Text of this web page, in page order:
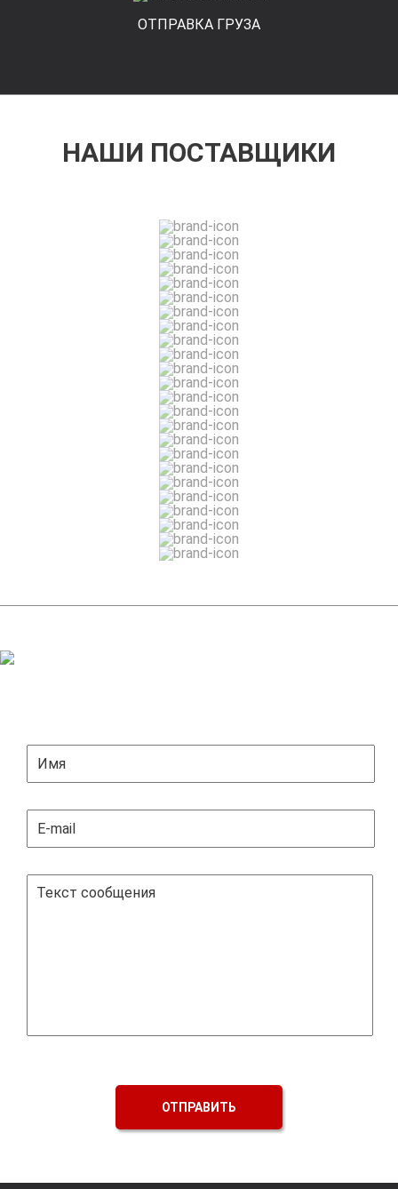
ОТПРАВКА ГРУЗА
НАШИ ПОСТАВЩИКИ
ОТПРАВИТЬ